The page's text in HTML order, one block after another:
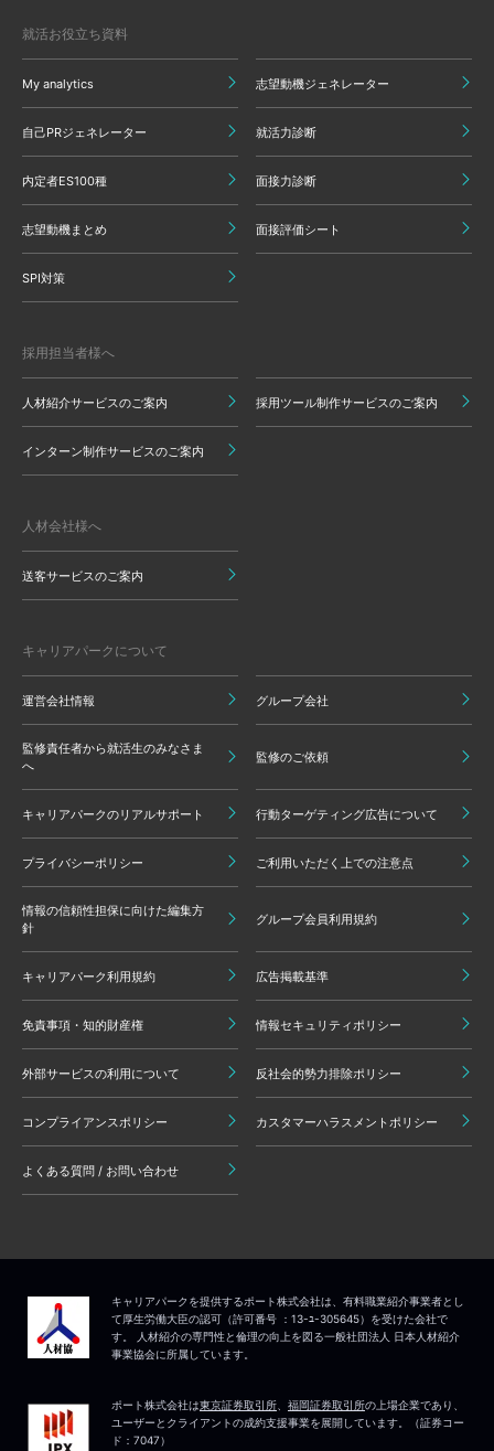
就活お役立ち資料
My analytics 志望動機ジェネレーター
自己PRジェネレーター 就活力診断
内定者ES100種 面接力診断
志望動機まとめ 面接評価シート
SPI対策
採用担当者様へ
人材紹介サービスのご案内 採用ツール制作サービスのご案内
インターン制作サービスのご案内
人材会社様へ
送客サービスのご案内
キャリアパークについて
運営会社情報 グループ会社
監修責任者から就活生のみなさま
へ
監修のご依頼
キャリアパークのリアルサポート 行動ターゲティング広告について
プライバシーポリシー ご利用いただく上での注意点
情報の信頼性担保に向けた編集方
針
グループ会員利用規約
キャリアパーク利用規約 広告掲載基準
免責事項・知的財産権 情報セキュリティポリシー
外部サービスの利用について 反社会的勢力排除ポリシー
コンプライアンスポリシー カスタマーハラスメントポリシー
よくある質問 / お問い合わせ